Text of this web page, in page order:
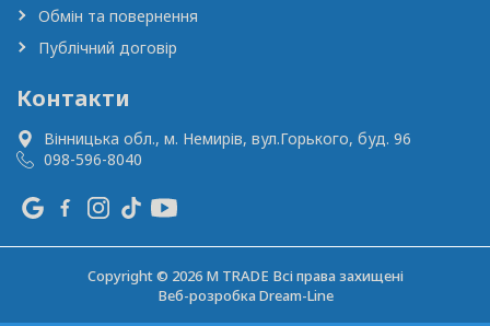
Обмін та повернення
Публічний договір
Контакти
Вінницька обл., м. Немирів, вул.Горького, буд. 96
098-596-8040
Copyright © 2026 M TRADE Всі права захищені
Веб-розробкаDream-Line